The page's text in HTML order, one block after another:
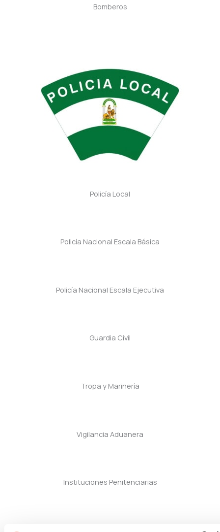
Bomberos
Policía Local
Policía Nacional Escala Básica
Policía Nacional Escala Ejecutiva
Guardia Civil
Tropa y Marinería
Vigilancia Aduanera
Instituciones Penitenciarias